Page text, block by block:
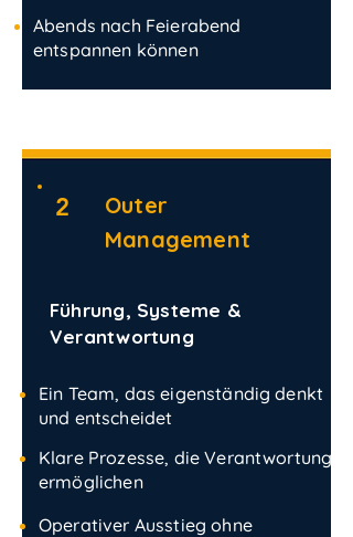
Abends nach Feierabend
entspannen können
Ein Team, das eigenständig denkt
und entscheidet
Klare Prozesse, die Verantwortung
ermöglichen
Operativer Ausstieg ohne
Führung, Systeme &
Verantwortung
Outer
Management
2